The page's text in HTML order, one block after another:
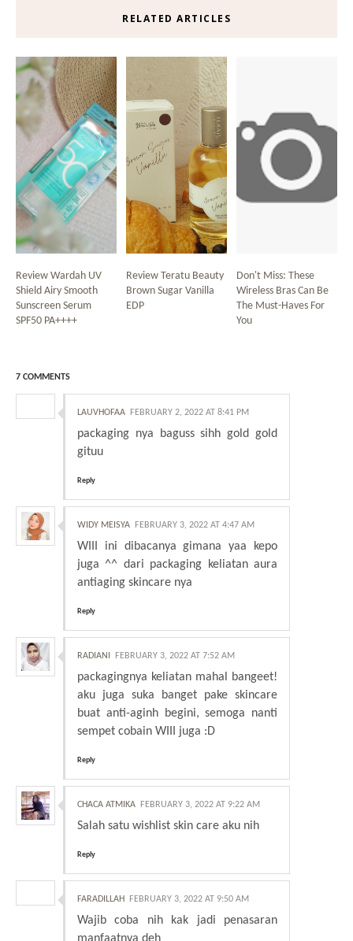
RELATED ARTICLES
Review Wardah UV
Shield Airy Smooth
Sunscreen Serum
SPF50 PA++++
Review Teratu Beauty
Brown Sugar Vanilla
EDP
Don't Miss: These
Wireless Bras Can Be
The Must-Haves For
You
7 COMMENTS
LAUVHOFAA FEBRUARY 2, 2022 AT 8:41 PM
packaging nya baguss sihh gold gold
gituu
Reply
WIDY MEISYA FEBRUARY 3, 2022 AT 4:47 AM
WIII ini dibacanya gimana yaa kepo
juga ^^ dari packaging keliatan aura
antiaging skincare nya
Reply
RADIANI FEBRUARY 3, 2022 AT 7:52 AM
packagingnya keliatan mahal bangeet!
aku juga suka banget pake skincare
buat anti-aginh begini, semoga nanti
sempet cobain WIII juga :D
Reply
CHACA ATMIKA FEBRUARY 3, 2022 AT 9:22 AM
Salah satu wishlist skin care aku nih
Reply
FARADILLAH FEBRUARY 3, 2022 AT 9:50 AM
Wajib coba nih kak jadi penasaran